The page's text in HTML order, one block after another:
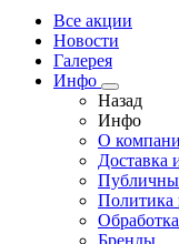
Все акции
Новости
Галерея
Инфо
Назад
Инфо
О
Доставка
Политика
Бренды